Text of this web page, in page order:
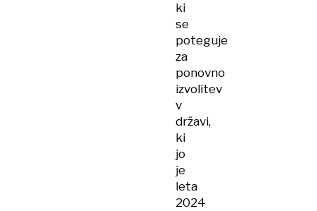
ki
se
poteguje
za
ponovno
izvolitev
v
državi,
ki
jo
je
leta
2024